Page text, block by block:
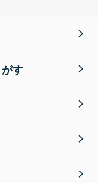
す